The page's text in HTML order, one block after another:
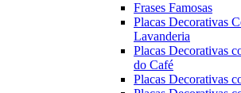
Frases Famosas
Placas Decorativas
Lavanderia
Placas Decorativas
do Café
Placas Decorativas